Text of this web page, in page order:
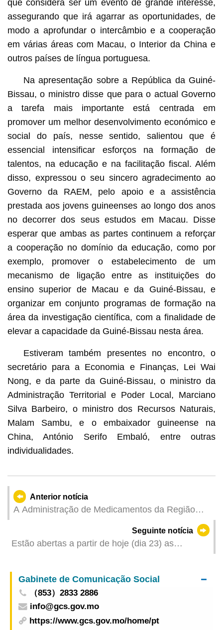
que considera ser um evento de grande interesse,
assegurando que irá agarrar as oportunidades, de
modo a aprofundar o intercâmbio e a cooperação
em várias áreas com Macau, o Interior da China e
outros países de língua portuguesa.
Na apresentação sobre a República da Guiné-
Bissau, o ministro disse que para o actual Governo
a tarefa mais importante está centrada em
promover um melhor desenvolvimento económico e
social do país, nesse sentido, salientou que é
essencial intensificar esforços na formação de
talentos, na educação e na facilitação fiscal. Além
disso, expressou o seu sincero agradecimento ao
Governo da RAEM, pelo apoio e a assistência
prestada aos jovens guineenses ao longo dos anos
no decorrer dos seus estudos em Macau. Disse
esperar que ambas as partes continuem a reforçar
a cooperação no domínio da educação, como por
exemplo, promover o estabelecimento de um
mecanismo de ligação entre as instituições do
ensino superior de Macau e da Guiné-Bissau, e
organizar em conjunto programas de formação na
área da investigação científica, com a finalidade de
elevar a capacidade da Guiné-Bissau nesta área.
Estiveram também presentes no encontro, o
secretário para a Economia e Finanças, Lei Wai
Nong, e da parte da Guiné-Bissau, o ministro da
Administração Territorial e Poder Local, Marciano
Silva Barbeiro, o ministro dos Recursos Naturais,
Malam Sambu, e o embaixador guineense na
China, António Serifo Embaló, entre outras
individualidades.
Anterior notícia
A Administração de Medicamentos da Região
Autónoma da Etnia Zhuang de Guangxi visitou o
Instituto para a Supervisão e Administração
Farmacêutica de Macau para discutir a
Seguinte notícia
Estão abertas a partir de hoje (dia 23) as
Primeiros Socorros e Tratamento de Emergência”
Gabinete de Comunicação Social
（853）2833 2886
info@gcs.gov.mo
https://www.gcs.gov.mo/home/pt